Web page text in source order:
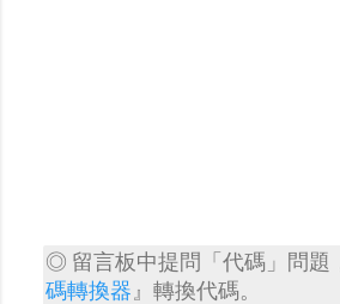
◎ 留言板中提問「代碼」問題
碼轉換器』轉換代碼。